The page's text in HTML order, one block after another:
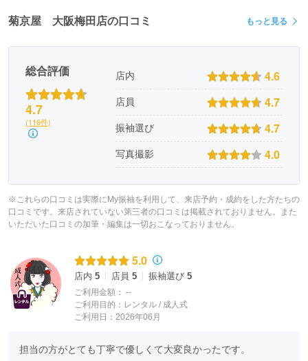
菊京屋 大阪梅田店の口コミ もっと見る
総合評価
4.7
(116件)
店内 4.6
店員 4.7
振袖選び 4.7
写真撮影 4.0
※これらの口コミは実際にMy振袖を利用して、来店予約・成約をした方たちの
口コミです。来店されていない第三者の口コミは掲載されておりません。また
いただいた口コミの加筆・編集は一切おこなっておりません。
5.0
店内 5 店員 5 振袖選び 5
ご利用金額： --
ご利用目的： レンタル / 成人式
ご利用日：2026年06月
担当の方がとても丁寧で優しくて大変良かったです。